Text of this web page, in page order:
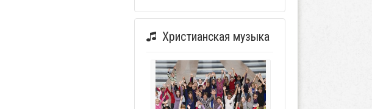
Христианская музыка